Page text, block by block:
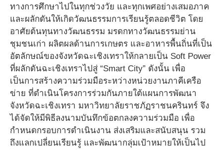
ทางการศึกษาไปในทุกช่วงวัย และทุกเพศอย่างเสมอภาค
และผลักดันให้เกิดวัฒนธรรมการเรียนรู้ตลอดชีวิต โดย
อาศัยต้นทุนทางวัฒนธรรม มรดกทางวัฒนธรรมย่าน
ชุมชนเก่า ผลิตผลด้านการเกษตร และอาหารพื้นถิ่นที่เป็น
อัตลักษณ์ของจังหวัดฉะเชิงเทราให้กลายเป็น Soft Power
ที่ผลักดันฉะเชิงเทราไปสู่ “Smart City” ดังนั้น เพื่อ
เป็นการสร้างความร่วมมือระหว่างหน่วยงานภาคีเครือ
ข่าย ที่ดำเนินโครงการร่วมกันภายใต้แผนการพัฒนา
จังหวัดฉะเชิงเทรา มหาวิทยาลัยราชภัฏราชนครินทร์ จึง
ได้จัดให้มีพิธีลงนามบันทึกข้อตกลงความร่วมมือ เพื่อ
กำหนดกรอบการดำเนินงาน ส่งเสริมและสนับสนุน รวม
ถึงแลกเปลี่ยนเรียนรู้ และพัฒนากลุ่มเป้าหมายให้เป็นไป